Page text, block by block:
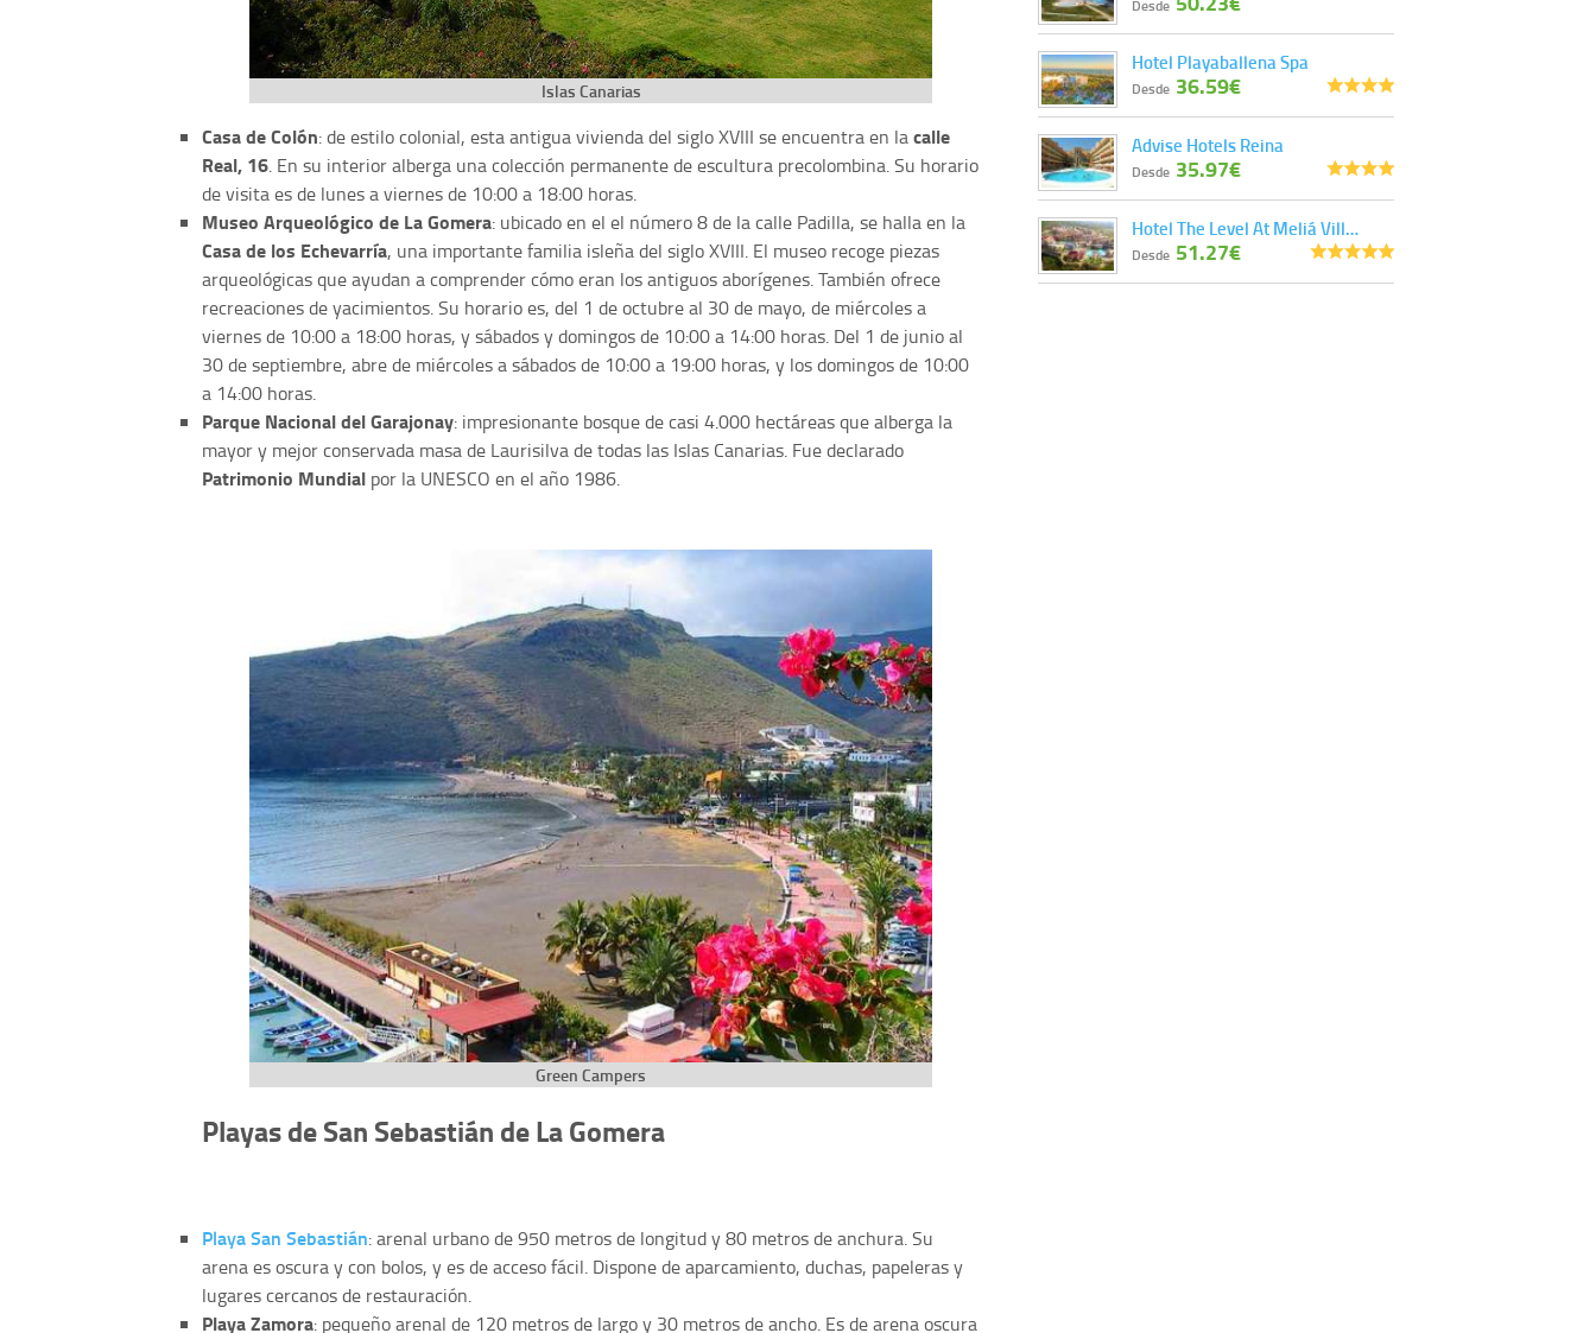
Islas Canarias
Casa de Colón: de estilo colonial, esta antigua vivienda del siglo XVIII se encuentra en lacalle
Real, 16. En su interior alberga una colección permanente de escultura precolombina. Su horario
de visita es de lunes a viernes de 10:00 a 18:00 horas.
Museo Arqueológico de La Gomera: ubicado en el el número 8 de la calle Padilla, se halla en la
Casa de los Echevarría, una importante familia isleña del siglo XVIII. El museo recoge piezas
arqueológicas que ayudan a comprender cómo eran los antiguos aborígenes. También ofrece
recreaciones de yacimientos. Su horario es, del 1 de octubre al 30 de mayo, de miércoles a
viernes de 10:00 a 18:00 horas, y sábados y domingos de 10:00 a 14:00 horas. Del 1 de junio al
30 de septiembre, abre de miércoles a sábados de 10:00 a 19:00 horas, y los domingos de 10:00
a 14:00 horas.
Parque Nacional del Garajonay: impresionante bosque de casi 4.000 hectáreas que alberga la
mayor y mejor conservada masa de Laurisilva de todas las Islas Canarias. Fue declarado
Patrimonio Mundial por la UNESCO en el año 1986.
Green Campers
Playas de San Sebastián de La Gomera
Playa San Sebastián: arenal urbano de 950 metros de longitud y 80 metros de anchura. Su
arena es oscura y con bolos, y es de acceso fácil. Dispone de aparcamiento, duchas, papeleras y
lugares cercanos de restauración.
Playa Zamora: pequeño arenal de 120 metros de largo y 30 metros de ancho. Es de arena oscura
Desde
Hotel Playaballena Spa
Desde 36.59€
Advise Hotels Reina
Desde 35.97€
Hotel The Level At Meliá Vill…
Desde 51.27€